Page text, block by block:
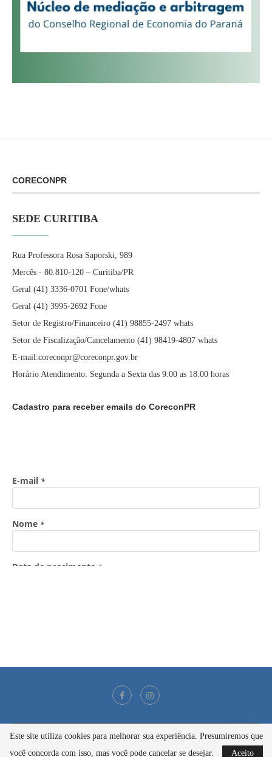
CORECONPR
SEDE CURITIBA
Rua Professora Rosa Saporski, 989
Mercês - 80.810-120 – Curitiba/PR
Geral (41) 3336-0701 Fone/whats
Geral (41) 3995-2692 Fone
Setor de Registro/Financeiro (41) 98855-2497 whats
Setor de Fiscalização/Cancelamento (41) 98419-4807 whats
E-mail:coreconpr@coreconpr.gov.br
Horário Atendimento: Segunda a Sexta das 9:00 as 18:00 horas
Cadastro para receber emails do CoreconPR
@2021 - Todos os direitos reservados
Este site utiliza cookies para melhorar sua experiência. Presumiremos que
você concorda com isso, mas você pode cancelar se desejar.
Aceito